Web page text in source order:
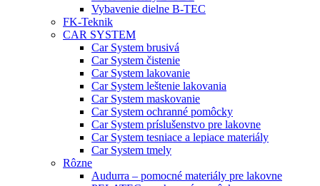
Vybavenie dielne B-TEC
FK-Teknik
CAR SYSTEM
Car System brusivá
Car System čistenie
Car System lakovanie
Car System leštenie lakovania
Car System maskovanie
Car System ochranné pomôcky
Car System príslušenstvo pre lakovne
Car System tesniace a lepiace materiály
Car System tmely
Rôzne
Audurra – pomocné materiály pre lakovne